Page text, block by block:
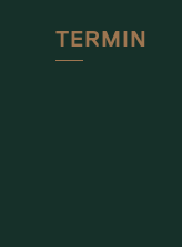
TERMIN